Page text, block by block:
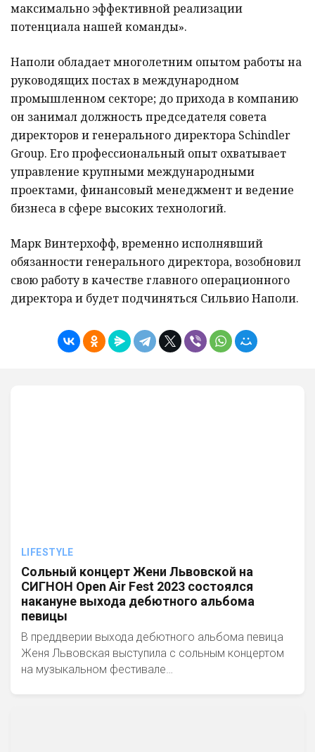
максимально эффективной реализации
потенциала нашей команды».
Наполи обладает многолетним опытом работы на
руководящих постах в международном
промышленном секторе; до прихода в компанию
он занимал должность председателя совета
директоров и генерального директора Schindler
Group. Его профессиональный опыт охватывает
управление крупными международными
проектами, финансовый менеджмент и ведение
бизнеса в сфере высоких технологий.
Марк Винтерхофф, временно исполнявший
обязанности генерального директора, возобновил
свою работу в качестве главного операционного
директора и будет подчиняться Сильвио Наполи.
LIFESTYLE
Сольный концерт Жени Львовской на
СИГНОН Open Air Fest 2023 состоялся
накануне выхода дебютного альбома
певицы
В преддверии выхода дебютного альбома певица
Женя Львовская выступила с сольным концертом
на музыкальном фестивале…